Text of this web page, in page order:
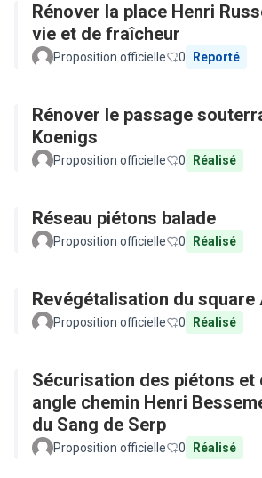
Rénover la place Henri
vie et de fraîcheur
Proposition officielle 0 Reporté
Rénover le passage
Koenigs
Proposition officielle 0 Réalisé
Réseau piétons balade
Proposition officielle 0 Réalisé
Revégétalisation du square
Proposition officielle 0 Réalisé
Sécurisation des piétons et
angle chemin Henri
du Sang de Serp
Proposition officielle 0 Réalisé